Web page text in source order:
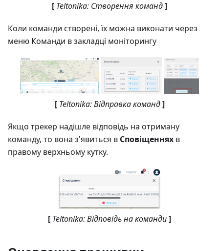
[ Teltonika: Створення команд]
Коли команди створені, їх можна виконати через
меню Команди в закладці моніторингу
[ Teltonika: Відправка команд ]
Якщо трекер надішле відповідь на отриману
команду, то вона з'явиться в Сповіщеннях в
правому верхньому кутку.
[ Teltonika: Відповідь на команди]